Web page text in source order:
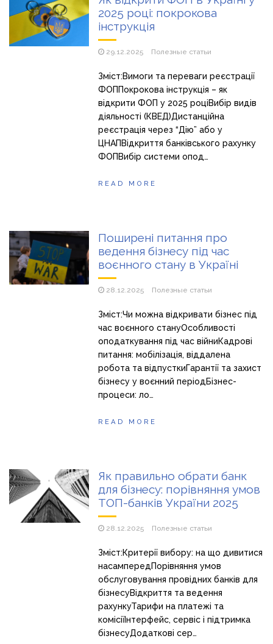
Як збільшити прибуток без відкриття нових кавових
2025 році: покрокова
інструкція
29.12.2025 Полезные статьи
Зміст:Вимоги та переваги реєстрації
ФОППокрокова інструкція – як
відкрити ФОП у 2025 роціВибір видів
діяльності (КВЕД)Дистанційна
реєстрація через “Дію” або у
ЦНАПВідкриття банківського рахунку
ФОПВибір системи опод…
READ MORE
Поширені питання про
ведення бізнесу під час
воєнного стану в Україні
28.12.2025 Полезные статьи
Зміст:Чи можна відкривати бізнес під
час воєнного стануОсобливості
оподаткування під час війниКадрові
питання: мобілізація, віддалена
робота та відпусткиГарантії та захист
бізнесу у воєнний періодБізнес-
процеси: ло…
READ MORE
Як правильно обрати банк
для бізнесу: порівняння умов
ТОП-банків України 2025
28.12.2025 Полезные статьи
Зміст:Критерії вибору: на що дивитися
насампередПорівняння умов
обслуговування провідних банків для
бізнесуВідкриття та ведення
рахункуТарифи на платежі та
комісіїІнтерфейс, сервіс і підтримка
бізнесуДодаткові сер…